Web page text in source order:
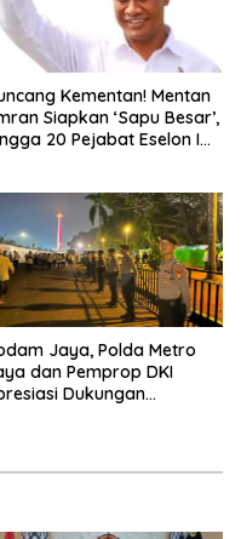
Kementan! Mentan
Siapkan ‘Sapu Besar’,
20 Pejabat Eselon I
Jaya, Polda Metro
dan Pemprop DKI
Dukungan